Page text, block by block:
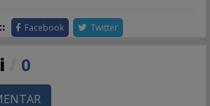
Facebook Twitter
0